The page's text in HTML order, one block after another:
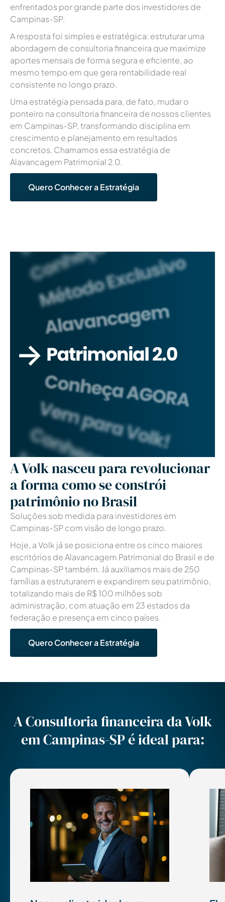
enfrentados por grande parte dos investidores de
Campinas-SP.
A resposta foi simples e estratégica: estruturar uma
abordagem de consultoria financeira que maximize
aportes mensais de forma segura e eficiente, ao
mesmo tempo em que gera rentabilidade real
consistente no longo prazo.
Uma estratégia pensada para, de fato, mudar o
ponteiro na consultoria financeira de nossos clientes
em Campinas-SP, transformando disciplina em
crescimento e planejamento em resultados
concretos. Chamamos essa estratégia de
Alavancagem Patrimonial 2.0.
Quero Conhecer a Estratégia
A Volk nasceu para revolucionar
a forma como se constrói
patrimônio no Brasil
Soluções sob medida para investidores em
Campinas-SP com visão de longo prazo.
Hoje, a Volk já se posiciona entre os cinco maiores
escritórios de Alavancagem Patrimonial do Brasil e de
Campinas-SP também. Já auxiliamos mais de 250
famílias a estruturarem e expandirem seu patrimônio,
totalizando mais de R$ 100 milhões sob
administração, com atuação em 23 estados da
federação e presença em cinco países.
Quero Conhecer a Estratégia
A Consultoria financeira da Volk
em Campinas-SP é ideal para: